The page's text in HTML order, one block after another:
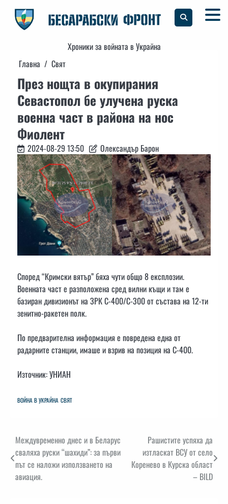
content
Хроники за войната в Украйна
Главна
Свят
През нощта в окупирания
Севастопол бе улучена руска
военна част в района на нос
Фиолент
2024-08-29 13:50 Олександър Барон
Според “Кримски вятър” бяха чути общо 8 експлозии.
Военната част е разположена сред вилни къщи и там е
базиран дивизионът на ЗРК С-400/С-300 от състава на 12-ти
зенитно-ракетен полк.
По предварителна информация е повредена една от
радарните станции, имаше и взрив на позиция на С-400.
Източник: УНИАН
ВОЙНА В УКРАЙНА СВЯТ
Навигация
Междувременно днес и в Беларус
сваляха руски “шахиди”: за първи
път се наложи използването на
авиация.
Рашистите успяха да
изтласкат ВСУ от село
Коренево в Курска област
– BILD